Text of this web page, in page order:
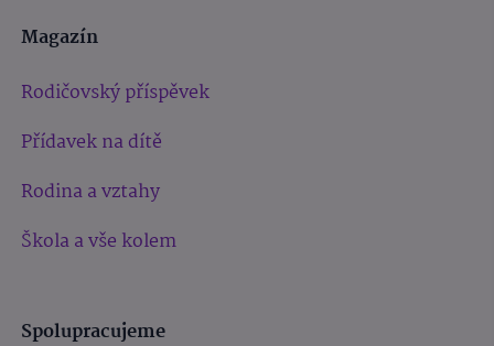
Magazín
Rodičovský příspěvek
Přídavek na dítě
Rodina a vztahy
Škola a vše kolem
Spolupracujeme